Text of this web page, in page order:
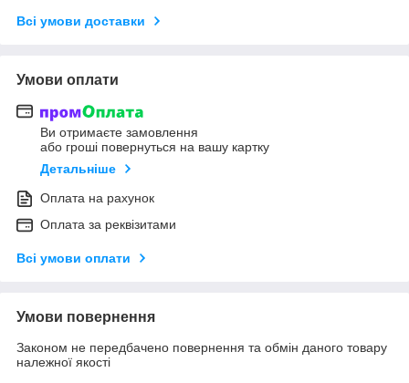
Всі умови доставки
Умови оплати
Ви отримаєте замовлення
або гроші повернуться на вашу картку
Детальніше
Оплата на рахунок
Оплата за реквізитами
Всі умови оплати
Умови повернення
Законом не передбачено повернення та обмін даного товару
належної якості